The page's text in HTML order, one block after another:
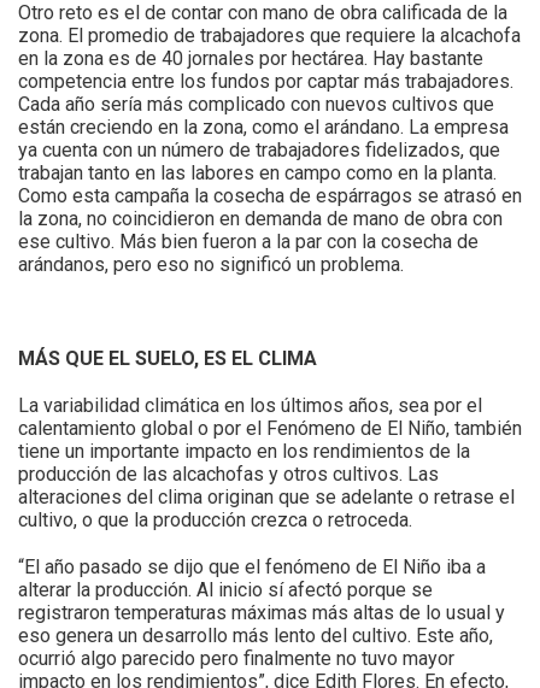
Otro reto es el de contar con mano de obra calificada de la
zona. El promedio de trabajadores que requiere la alcachofa
en la zona es de 40 jornales por hectárea. Hay bastante
competencia entre los fundos por captar más trabajadores.
Cada año sería más complicado con nuevos cultivos que
están creciendo en la zona, como el arándano. La empresa
ya cuenta con un número de trabajadores fidelizados, que
trabajan tanto en las labores en campo como en la planta.
Como esta campaña la cosecha de espárragos se atrasó en
la zona, no coincidieron en demanda de mano de obra con
ese cultivo. Más bien fueron a la par con la cosecha de
arándanos, pero eso no significó un problema.
MÁS QUE EL SUELO, ES EL CLIMA
La variabilidad climática en los últimos años, sea por el
calentamiento global o por el Fenómeno de El Niño, también
tiene un importante impacto en los rendimientos de la
producción de las alcachofas y otros cultivos. Las
alteraciones del clima originan que se adelante o retrase el
cultivo, o que la producción crezca o retroceda.
“El año pasado se dijo que el fenómeno de El Niño iba a
alterar la producción. Al inicio sí afectó porque se
registraron temperaturas máximas más altas de lo usual y
eso genera un desarrollo más lento del cultivo. Este año,
ocurrió algo parecido pero finalmente no tuvo mayor
impacto en los rendimientos”, dice Edith Flores. En efecto,